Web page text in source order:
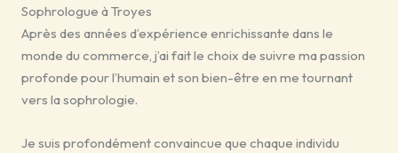
Sophrologue à Troyes
Après des années d’expérience enrichissante dans le
monde du commerce, j’ai fait le choix de suivre ma passion
profonde pour l’humain et son bien-être en me tournant
vers la sophrologie.
Je suis profondément convaincue que chaque individu